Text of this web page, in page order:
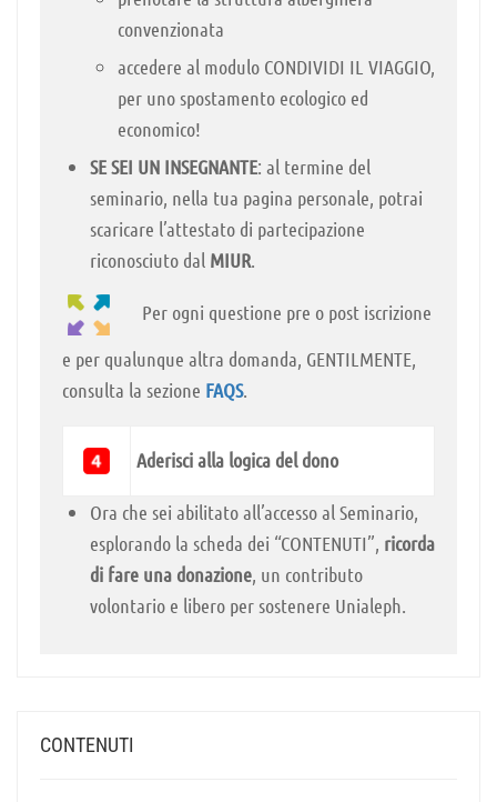
convenzionata
accedere al modulo CONDIVIDI IL VIAGGIO,
per uno spostamento ecologico ed
economico!
SE SEI UN INSEGNANTE: al termine del
seminario, nella tua pagina personale, potrai
scaricare l’attestato di partecipazione
riconosciuto dal MIUR.
Per ogni questione pre o post iscrizione
e per qualunque altra domanda, GENTILMENTE,
consulta la sezione FAQS.
Aderisci alla logica del dono
Ora che sei abilitato all’accesso al Seminario,
esplorando la scheda dei “CONTENUTI”, ricorda
di fare una donazione, un contributo
volontario e libero per sostenere Unialeph.
CONTENUTI